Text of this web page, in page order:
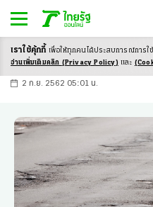
-ก ก ก+
2 ก.ย. 2562 05:01 น.
เราใช้คุ้กกี้ เพื่อให้ทุกคนได้ประสบการณ์การใ
อ่านเพิ่มเติมคลิก (Privacy Policy) และ